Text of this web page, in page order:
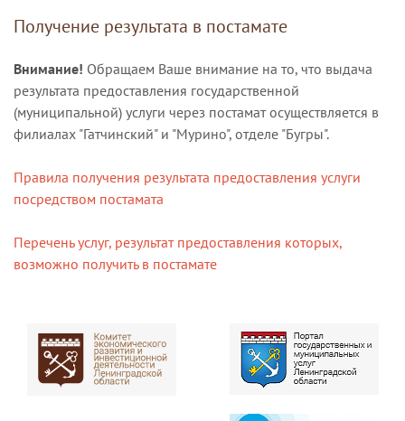
Получение результата в постамате
Внимание! Обращаем Ваше внимание на то, что выдача
результата предоставления государственной
(муниципальной) услуги через постамат осуществляется в
филиалах "Гатчинский" и "Мурино", отделе "Бугры".
Правила получения результата предоставления услуги
посредством постамата
Перечень услуг, результат предоставления которых,
возможно получить в постамате